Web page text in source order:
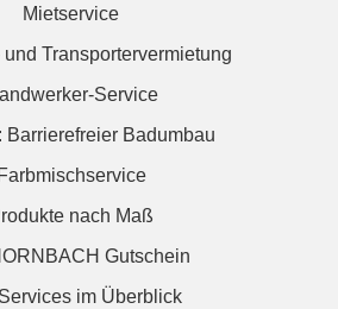
Mietservice
Transportervermietung
Service
Barrierefreier Badumbau
Farbmischservice
nach Maß
Gutschein
im Überblick